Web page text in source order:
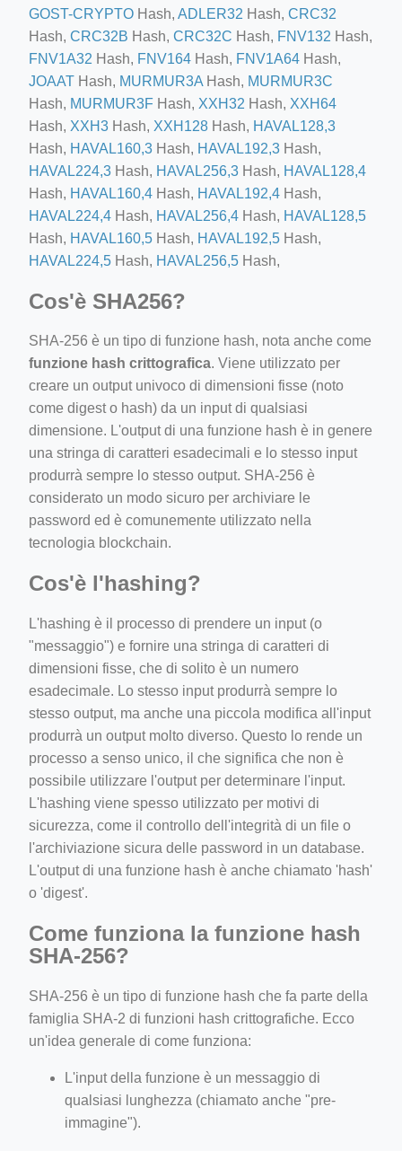
feed-calculator
GOST-CRYPTO Hash, ADLER32 Hash, CRC32
Hash, CRC32B Hash, CRC32C Hash, FNV132 Hash,
FNV1A32 Hash, FNV164 Hash, FNV1A64 Hash,
JOAAT Hash, MURMUR3A Hash, MURMUR3C
Hash, MURMUR3F Hash, XXH32 Hash, XXH64
Hash, XXH3 Hash, XXH128 Hash, HAVAL128,3
Hash, HAVAL160,3 Hash, HAVAL192,3 Hash,
HAVAL224,3 Hash, HAVAL256,3 Hash, HAVAL128,4
Hash, HAVAL160,4 Hash, HAVAL192,4 Hash,
HAVAL224,4 Hash, HAVAL256,4 Hash, HAVAL128,5
Hash, HAVAL160,5 Hash, HAVAL192,5 Hash,
HAVAL224,5 Hash, HAVAL256,5 Hash,
Cos'è SHA256?
SHA-256 è un tipo di funzione hash, nota anche come
funzione hash crittografica. Viene utilizzato per
creare un output univoco di dimensioni fisse (noto
come digest o hash) da un input di qualsiasi
dimensione. L'output di una funzione hash è in genere
una stringa di caratteri esadecimali e lo stesso input
produrrà sempre lo stesso output. SHA-256 è
considerato un modo sicuro per archiviare le
password ed è comunemente utilizzato nella
tecnologia blockchain.
Cos'è l'hashing?
L'hashing è il processo di prendere un input (o
"messaggio") e fornire una stringa di caratteri di
dimensioni fisse, che di solito è un numero
esadecimale. Lo stesso input produrrà sempre lo
stesso output, ma anche una piccola modifica all'input
produrrà un output molto diverso. Questo lo rende un
processo a senso unico, il che significa che non è
possibile utilizzare l'output per determinare l'input.
L'hashing viene spesso utilizzato per motivi di
sicurezza, come il controllo dell'integrità di un file o
l'archiviazione sicura delle password in un database.
L'output di una funzione hash è anche chiamato 'hash'
o 'digest'.
Come funziona la funzione hash
SHA-256?
SHA-256 è un tipo di funzione hash che fa parte della
famiglia SHA-2 di funzioni hash crittografiche. Ecco
un'idea generale di come funziona:
L'input della funzione è un messaggio di
qualsiasi lunghezza (chiamato anche "pre-
immagine").